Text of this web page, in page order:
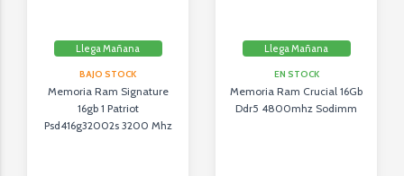
Llega Mañana
BAJO STOCK
Memoria Ram Signature
16gb 1 Patriot
Psd416g32002s 3200 Mhz
Llega Mañana
EN STOCK
Memoria Ram Crucial 16Gb
Ddr5 4800mhz Sodimm